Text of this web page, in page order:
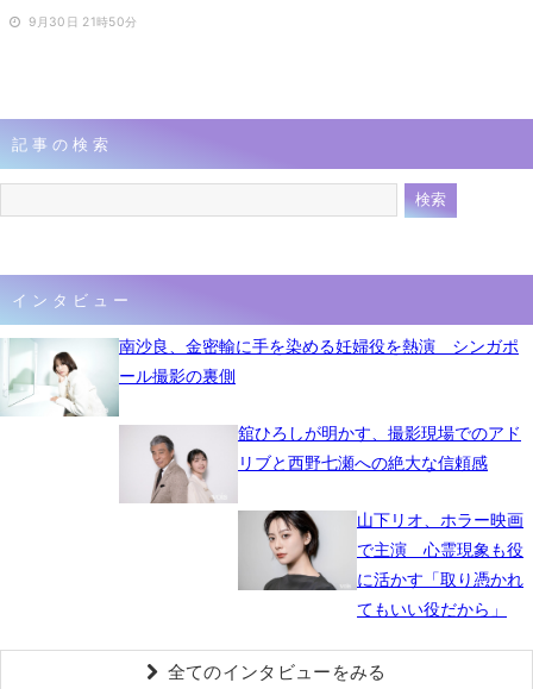
9月30日 21時50分
記事の検索
インタビュー
南沙良、金密輸に手を染める妊婦役を熱演 シンガポ
ール撮影の裏側
舘ひろしが明かす、撮影現場でのアド
リブと西野七瀬への絶大な信頼感
山下リオ、ホラー映画
で主演 心霊現象も役
に活かす「取り憑かれ
てもいい役だから」
全てのインタビューをみる